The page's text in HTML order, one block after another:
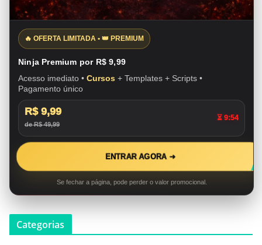
🔥 OFERTA LIMITADA • 👑 PREMIUM
Ninja Premium por R$ 9,99
Acesso imediato • Cursos + Templates + Scripts •
Pagamento único
R$ 9,99
de R$ 49,99
⏳ 9:53
ENTRAR AGORA ➜
Se fechar a página, pode perder o valor promocional.
Categorias